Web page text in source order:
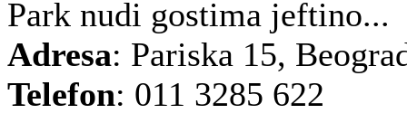
Park nudi gostima jeftino...
Adresa: Pariska 15,
Telefon: 011 3285 622